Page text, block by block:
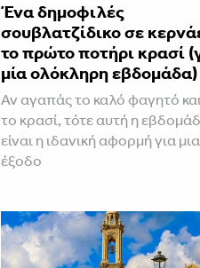
Ένα δημοφιλές
σουβλατζίδικο σε
το πρώτο ποτήρι κρασί
μία ολόκληρη εβδομάδα)
Αν αγαπάς το καλό φαγητό
το κρασί, τότε αυτή η
είναι η ιδανική αφορμή για μια
έξοδο